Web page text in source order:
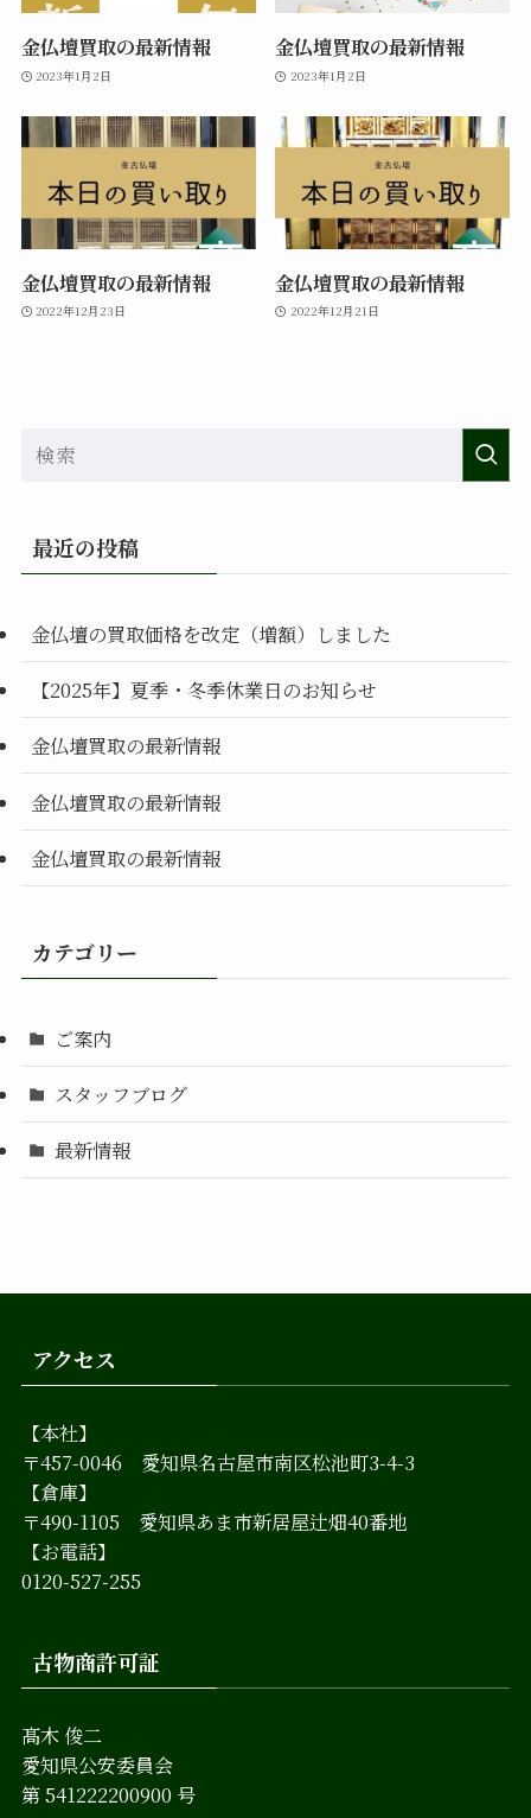
金仏壇買取の最新情報
2023年1月2日
金仏壇買取の最新情報
2023年1月2日
金仏壇買取の最新情報
2022年12月23日
金仏壇買取の最新情報
2022年12月21日
最近の投稿
金仏壇の買取価格を改定（増額）しました
【2025年】夏季・冬季休業日のお知らせ
金仏壇買取の最新情報
金仏壇買取の最新情報
金仏壇買取の最新情報
カテゴリー
ご案内
スタッフブログ
最新情報
アクセス
【本社】
〒457-0046 愛知県名古屋市南区松池町3-4-3
【倉庫】
〒490-1105 愛知県あま市新居屋辻畑40番地
【お電話】
0120-527-255
古物商許可証
髙木 俊二
愛知県公安委員会
第 541222200900 号